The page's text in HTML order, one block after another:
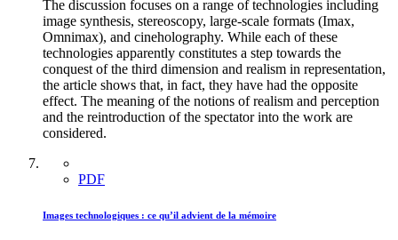
The discussion focuses on a range of technologies including
image synthesis, stereoscopy, large-scale formats (Imax,
Omnimax), and cineholography. While each of these
technologies apparently constitutes a step towards the
conquest of the third dimension and realism in representation,
the article shows that, in fact, they have had the opposite
effect. The meaning of the notions of realism and perception
and the reintroduction of the spectator into the work are
considered.
PDF
Images technologiques : ce qu’il advient de la mémoire